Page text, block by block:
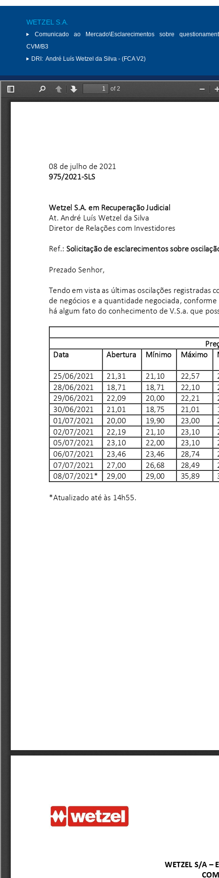
WETZEL S.A.
Comunicado ao Mercado\Esclarecimentos sobre
CVM/B3
DRI: André Luís Wetzel da Silva - (FCA V2)